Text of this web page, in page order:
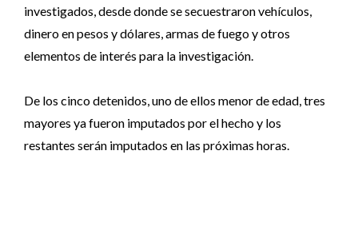
investigados, desde donde se secuestraron vehículos,
dinero en pesos y dólares, armas de fuego y otros
elementos de interés para la investigación.
De los cinco detenidos, uno de ellos menor de edad, tres
mayores ya fueron imputados por el hecho y los
restantes serán imputados en las próximas horas.